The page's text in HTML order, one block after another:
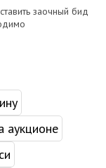
заочный бид
аукционе